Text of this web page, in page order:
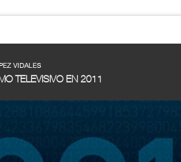
VIDALES
TELEVISIVO EN 2011